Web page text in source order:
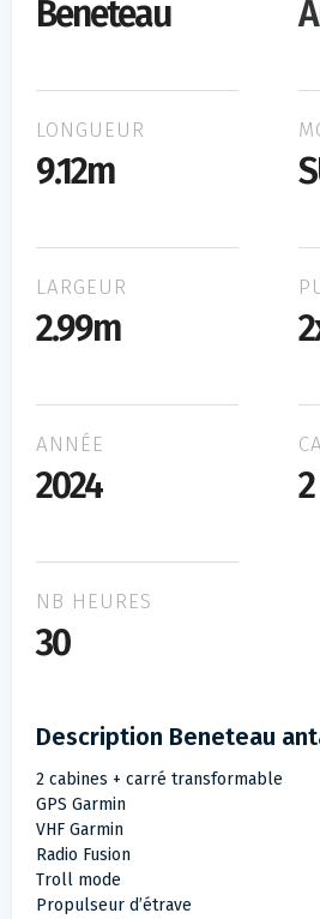
Beneteau
LONGUEUR
9.12m
LARGEUR
2.99m
ANNÉE
2024 2
NB HEURES
30
Description Beneteau
2 cabines + carré transformable
GPS Garmin
VHF Garmin
Radio Fusion
Troll mode
Propulseur d’étrave